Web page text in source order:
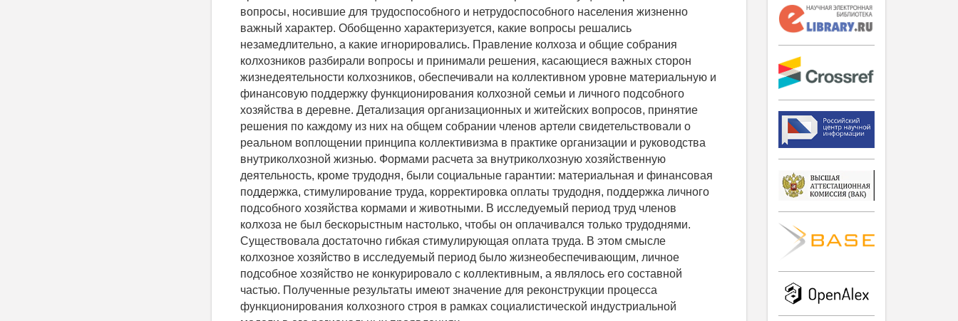
вопросы, носившие для трудоспособного и нетрудоспособного населения жизненно
важный характер. Обобщенно характеризуется, какие вопросы решались
незамедлительно, а какие игнорировались. Правление колхоза и общие собрания
колхозников разбирали вопросы и принимали решения, касающиеся важных сторон
жизнедеятельности колхозников, обеспечивали на коллективном уровне материальную и
финансовую поддержку функционирования колхозной семьи и личного подсобного
хозяйства в деревне. Детализация организационных и житейских вопросов, принятие
решения по каждому из них на общем собрании членов артели свидетельствовали о
реальном воплощении принципа коллективизма в практике организации и руководства
внутриколхозной жизнью. Формами расчета за внутриколхозную хозяйственную
деятельность, кроме трудодня, были социальные гарантии: материальная и финансовая
поддержка, стимулирование труда, корректировка оплаты трудодня, поддержка личного
подсобного хозяйства кормами и животными. В исследуемый период труд членов
колхоза не был бескорыстным настолько, чтобы он оплачивался только трудоднями.
Существовала достаточно гибкая стимулирующая оплата труда. В этом смысле
колхозное хозяйство в исследуемый период было жизнеобеспечивающим, личное
подсобное хозяйство не конкурировало с коллективным, а являлось его составной
частью. Полученные результаты имеют значение для реконструкции процесса
функционирования колхозного строя в рамках социалистической индустриальной